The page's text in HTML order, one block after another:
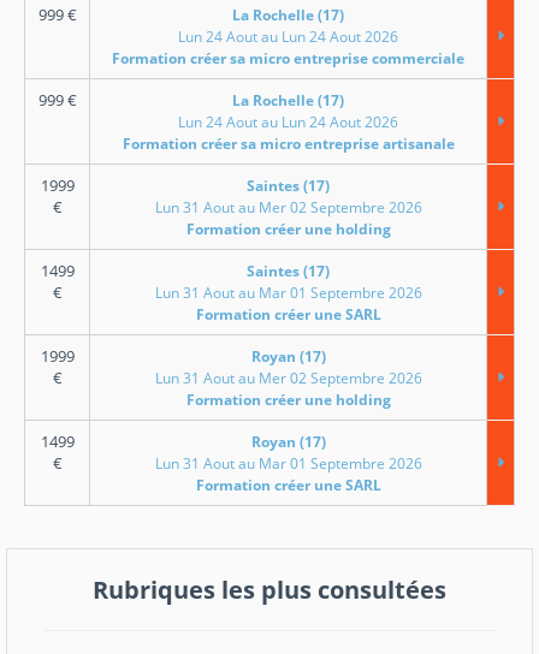
999€
La Rochelle (17)
Lun 24 Aout au Lun 24 Aout 2026
Formation créer sa micro entreprise commerciale
999€
La Rochelle (17)
Lun 24 Aout au Lun 24 Aout 2026
Formation créer sa micro entreprise artisanale
1999
€
Saintes (17)
Lun 31 Aout au Mer 02 Septembre 2026
Formation créer une holding
1499
€
Saintes (17)
Lun 31 Aout au Mar 01 Septembre 2026
Formation créer une SARL
1999
€
Royan (17)
Lun 31 Aout au Mer 02 Septembre 2026
Formation créer une holding
1499
€
Royan (17)
Lun 31 Aout au Mar 01 Septembre 2026
Formation créer une SARL
Rubriques les plus consultées